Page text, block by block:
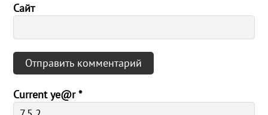
Сайт
Current ye@r*